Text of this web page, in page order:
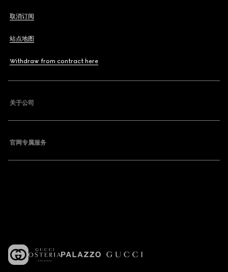
取消订阅
站点地图
Withdraw from contract here
关于公司
官网专属服务